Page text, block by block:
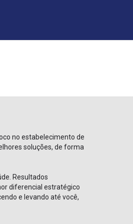
no estabelecimento de
soluções, de forma
Resultados
diferencial estratégico
e levando até você,